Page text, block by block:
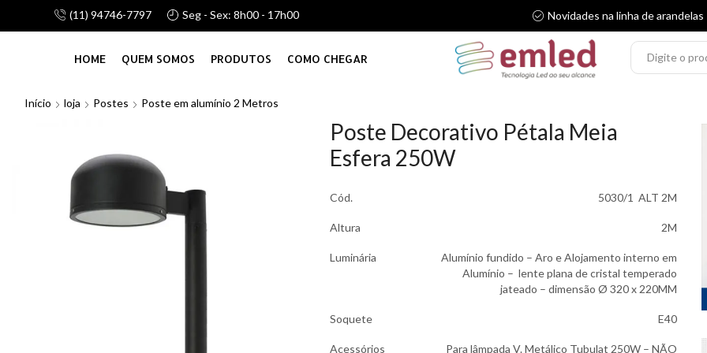
(11) 94746-7797 Seg - Sex: 8h00 - 17h00
com linha de atacado e vareju, consulte-nos! Novidades na linha de arandelas
HOME QUEM SOMOS PRODUTOS COMO CHEGAR
Início
loja Postes Poste em alumínio 2 Metros
Poste Decorativo Pétala Meia
Esfera 250W
Cód. 5030/1 ALT 2M
Altura 2M
Luminária
Alumínio fundido – Aro e Alojamento interno em
Alumínio – lente plana de cristal temperado
jateado – dimensão Ø 320 x 220MM
Soquete E40
Acessórios
Para lâmpada V. Metálico Tubulat 250W – NÃO